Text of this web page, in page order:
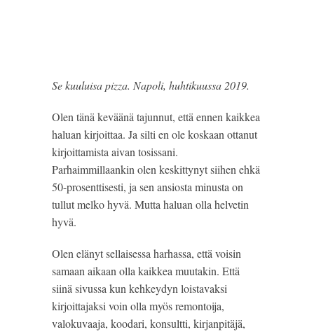
Se kuuluisa pizza. Napoli, huhtikuussa 2019.
Olen tänä keväänä tajunnut, että ennen kaikkea
haluan kirjoittaa. Ja silti en ole koskaan ottanut
kirjoittamista aivan tosissani.
Parhaimmillaankin olen keskittynyt siihen ehkä
50-prosenttisesti, ja sen ansiosta minusta on
tullut melko hyvä. Mutta haluan olla helvetin
hyvä.
Olen elänyt sellaisessa harhassa, että voisin
samaan aikaan olla kaikkea muutakin. Että
siinä sivussa kun kehkeydyn loistavaksi
kirjoittajaksi voin olla myös remontoija,
valokuvaaja, koodari, konsultti, kirjanpitäjä,